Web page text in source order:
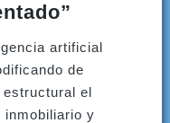
artificial
de
estructural el
inmobiliario y